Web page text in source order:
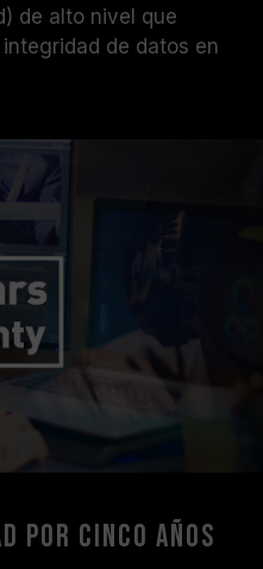
de alto nivel que
de datos en
por cinco años